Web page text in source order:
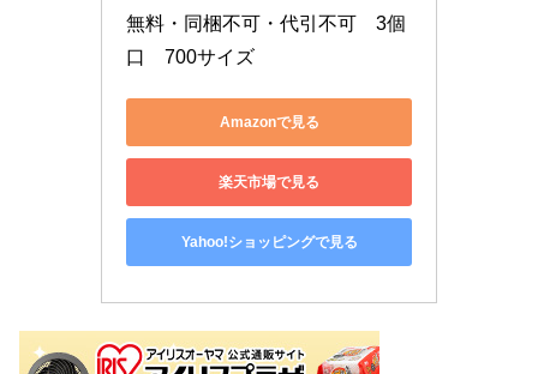
無料・同梱不可・代引不可　3個
口　700サイズ
Amazonで見る
楽天市場で見る
Yahoo!ショッピングで見る